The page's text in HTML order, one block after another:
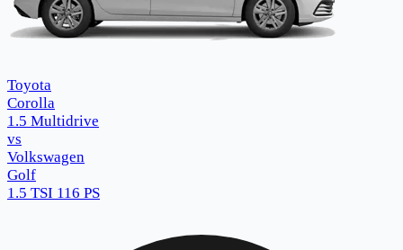
Toyota
Corolla
1.5 Multidrive
vs
Volkswagen
Golf
1.5 TSI 116 PS